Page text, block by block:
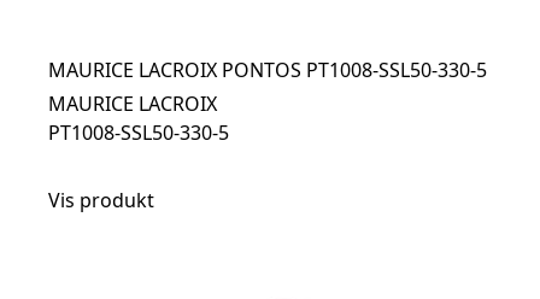
MAURICE LACROIX PONTOS PT1008-SSL50-330-5
MAURICE LACROIX
PT1008-SSL50-330-5
Vis produkt